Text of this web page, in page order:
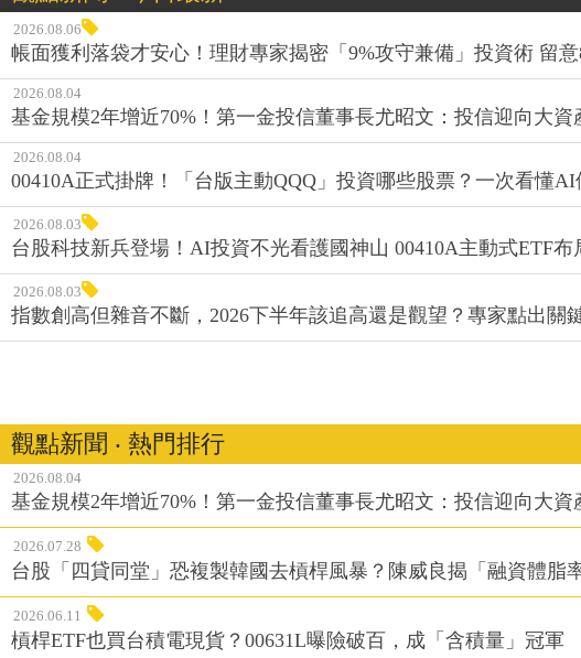
2026.08.06
帳面獲利落袋才安心！理財專家揭密「9%攻守兼備」投資術 留意
2026.08.04
基金規模2年增近70%！第一金投信董事長尤昭文：投信迎向大資
2026.08.04
00410A正式掛牌！「台版主動QQQ」投資哪些股票？一次看懂
2026.08.03
台股科技新兵登場！AI投資不光看護國神山 00410A主動式ETF
2026.08.03
指數創高但雜音不斷，2026下半年該追高還是觀望？專家點出關
觀點新聞 ‧ 熱門排行
2026.08.04
基金規模2年增近70%！第一金投信董事長尤昭文：投信迎向大資
2026.07.28
台股「四貸同堂」恐複製韓國去槓桿風暴？陳威良揭「融資體脂
2026.06.11
槓桿ETF也買台積電現貨？00631L曝險破百，成「含積量」冠軍